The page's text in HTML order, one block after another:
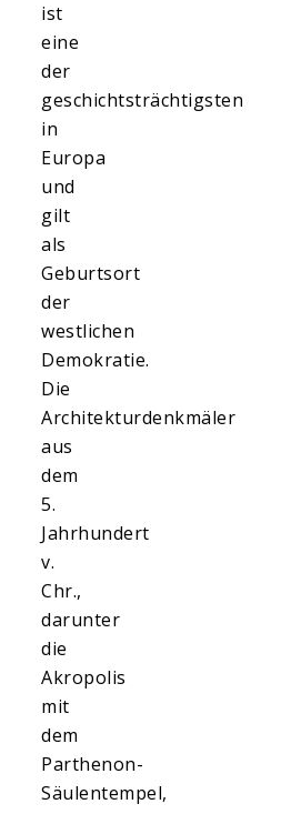
ist
eine
der
geschichtsträchtigsten
in
Europa
und
gilt
als
Geburtsort
der
westlichen
Demokratie.
Die
Architekturdenkmäler
aus
dem
5.
Jahrhundert
v.
Chr.,
darunter
die
Akropolis
mit
dem
Parthenon-
Säulentempel,